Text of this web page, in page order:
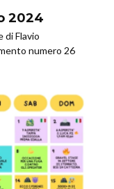
2024
di Flavio
numero 26